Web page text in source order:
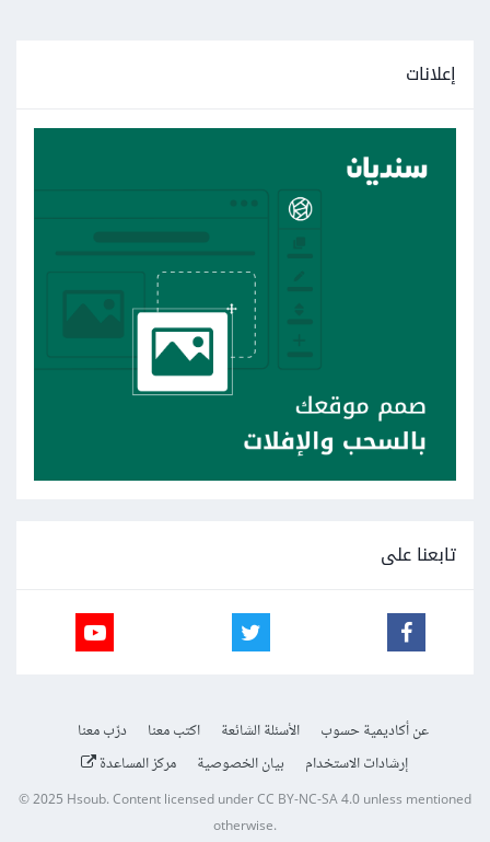
إعلانات
تابعنا على
عن أكاديمية حسوب الأسئلة الشائعة اكتب معنا
درّب معنا
إرشادات الاستخدام
بيان الخصوصية مركز المساعدة
© 2025Hsoub.Content licensed underCC BY-NC-SA 4.0unless mentioned
otherwise.